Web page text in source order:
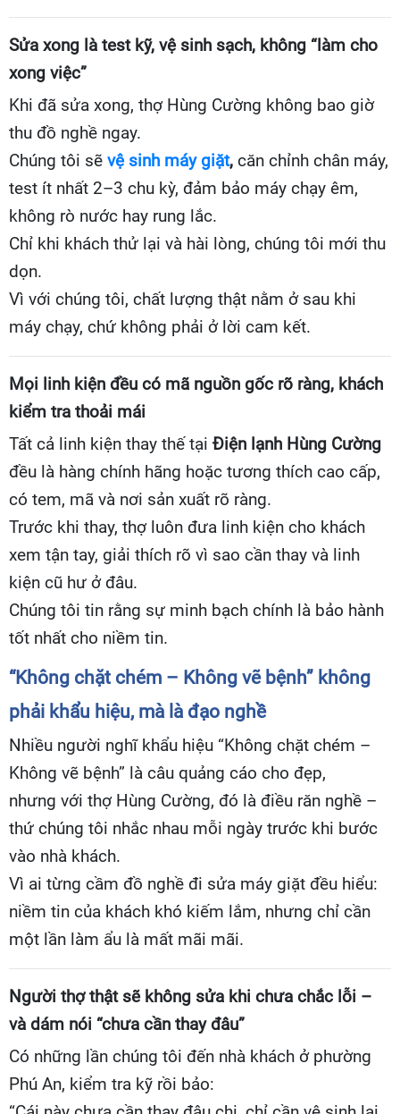
Sửa xong là test kỹ, vệ sinh sạch, không “làm cho
xong việc”
Khi đã sửa xong, thợ Hùng Cường không bao giờ
thu đồ nghề ngay.
Chúng tôi sẽ vệ sinh máy giặt, căn chỉnh chân máy,
test ít nhất 2–3 chu kỳ, đảm bảo máy chạy êm,
không rò nước hay rung lắc.
Chỉ khi khách thử lại và hài lòng, chúng tôi mới thu
dọn.
Vì với chúng tôi, chất lượng thật nằm ở sau khi
máy chạy, chứ không phải ở lời cam kết.
Mọi linh kiện đều có mã nguồn gốc rõ ràng, khách
kiểm tra thoải mái
Tất cả linh kiện thay thế tại Điện lạnh Hùng Cường
đều là hàng chính hãng hoặc tương thích cao cấp,
có tem, mã và nơi sản xuất rõ ràng.
Trước khi thay, thợ luôn đưa linh kiện cho khách
xem tận tay, giải thích rõ vì sao cần thay và linh
kiện cũ hư ở đâu.
Chúng tôi tin rằng sự minh bạch chính là bảo hành
tốt nhất cho niềm tin.
“Không chặt chém – Không vẽ bệnh” không
phải khẩu hiệu, mà là đạo nghề
Nhiều người nghĩ khẩu hiệu “Không chặt chém –
Không vẽ bệnh” là câu quảng cáo cho đẹp,
nhưng với thợ Hùng Cường, đó là điều răn nghề –
thứ chúng tôi nhắc nhau mỗi ngày trước khi bước
vào nhà khách.
Vì ai từng cầm đồ nghề đi sửa máy giặt đều hiểu:
niềm tin của khách khó kiếm lắm, nhưng chỉ cần
một lần làm ẩu là mất mãi mãi.
Người thợ thật sẽ không sửa khi chưa chắc lỗi –
và dám nói “chưa cần thay đâu”
Có những lần chúng tôi đến nhà khách ở phường
Phú An, kiểm tra kỹ rồi bảo: